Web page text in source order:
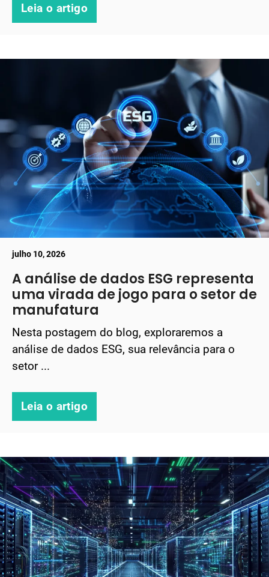
Leia o artigo
julho 10, 2026
A análise de dados ESG representa
uma virada de jogo para o setor de
manufatura
Nesta postagem do blog, exploraremos a
análise de dados ESG, sua relevância para o
setor ...
Leia o artigo